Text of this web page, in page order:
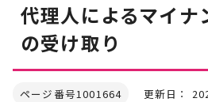
代理人によるマイナ
の受け取り
ページ番号1001664 更新日：